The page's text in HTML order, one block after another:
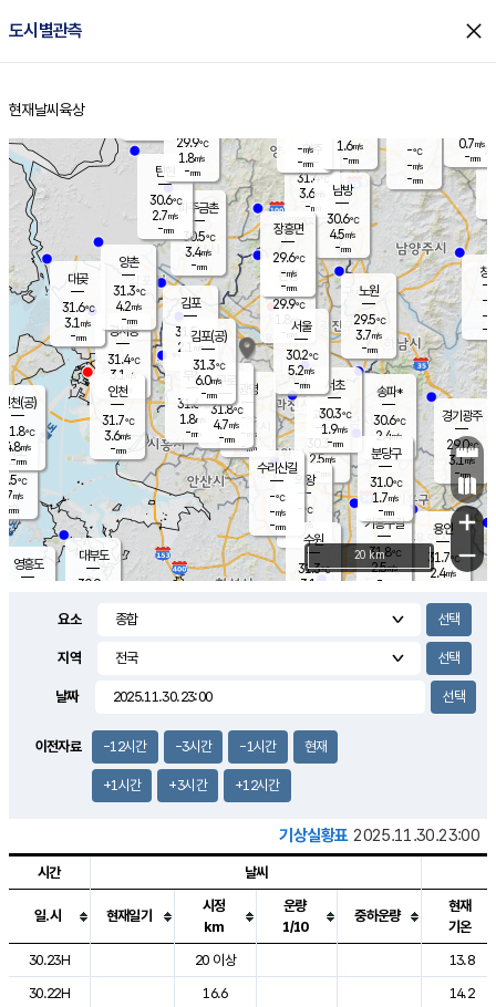
도시별관측 close
홈
현재날씨 육상
의도
℃
m/s
mm
영흥도
양주
31.4℃
3.6
-mm
과천
30.3℃
2.5m/s
- mm
용인
31.7℃
2.4m/s
경기광주
29.0℃
3.1m/s
-mm
3.4m/s
대부도
30.9
경서동
31.4℃
3.1 m/s
-mm
파주금촌
30.5℃
3.4m/s
-mm
-℃
-m/s
-mm
대곶
31.6℃
3.1 m/s
-mm
창
-
-m/
-
탄현
30.6℃
2.7m/s
-mm
0.7m/s
-mm
의왕
- ℃
m/s
mm
김포
31.5℃
2.1 m/s
mm
광명
- ℃
-m/s
-mm
부천
31.6℃
1.8m/s
-mm
양촌
31.3℃
4.2m/s
-mm
구로
31.8℃
4.7m/s
-mm
은평
29.9℃
1.8 m/s
- mm
노원
29.5℃
3.7m/s
-mm
송파*
30.6℃
2.4m/s
-mm
서초
30.3℃
1.9m/s
-mm
남방
30.6℃
4.5m/s
-mm
기흥구갈
31.8℃
2.5m/s
-
수리산길
-℃
-m/s
-mm
분당구
31.0℃
1.7m/s
-mm
장흥면
29.6℃
-m/s
-mm
-m/s
-mm
인천(공)
31.8℃
4.8m/s
-mm
김포(공)
31.3℃
6.0m/s
-mm
수원
31.3℃
3.1 m/s
인천
31.7℃
3.6m/s
-mm
서울
30.2℃
5.2m/s
-mm
29.9℃
1.8m/s
-mm
1.6m/s
-mm
+
−
20 km
요소
지역
날짜
이전자료 -12시간 -3시간 -1시간 현재
+1시간 +3시간 +12시간
기상실황표 2025.11.30.23:00
도시별 기상실황표로 지점, 날씨, 기온, 강수, 바람, 기압등을 안내한 표입
시간 날씨
일.시 현재일기
시정
km
운량
1/10
중하운량
현재
기온
30.23H
20 이상
13.8
30.22H
16.6
14.2